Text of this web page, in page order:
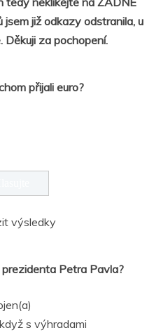
již odkazy odstranila, u
Děkuji za pochopení.
přijali euro?
výsledky
prezidenta Petra Pavla?
s výhradami